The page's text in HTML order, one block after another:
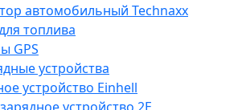
автомобильный Technaxx
топлива
GPS
устройства
устройство Einhell